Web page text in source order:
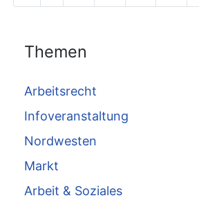
Themen
Arbeitsrecht
Infoveranstaltung
Nordwesten
Markt
Arbeit & Soziales